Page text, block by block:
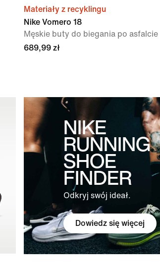
Materiały z recyklingu
Nike Vomero 18
Męskie buty do biegania po asfalcie
689,99 zł
NIKE
RUNNING
SHOE
FINDER
Odkryj swój ideał.
Dowiedz się więcej